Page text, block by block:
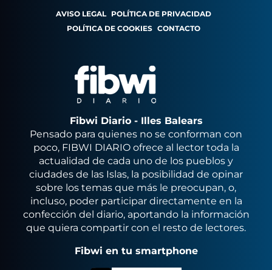
AVISO LEGAL POLÍTICA DE PRIVACIDAD
POLÍTICA DE COOKIES CONTACTO
Fibwi Diario - Illes Balears
Pensado para quienes no se conforman con
poco, FIBWI DIARIO ofrece al lector toda la
actualidad de cada uno de los pueblos y
ciudades de las Islas, la posibilidad de opinar
sobre los temas que más le preocupan, o,
incluso, poder participar directamente en la
confección del diario, aportando la información
que quiera compartir con el resto de lectores.
Fibwi en tu smartphone